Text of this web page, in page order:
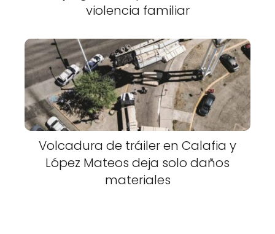
violencia familiar
Volcadura de tráiler en Calafia y
López Mateos deja solo daños
materiales